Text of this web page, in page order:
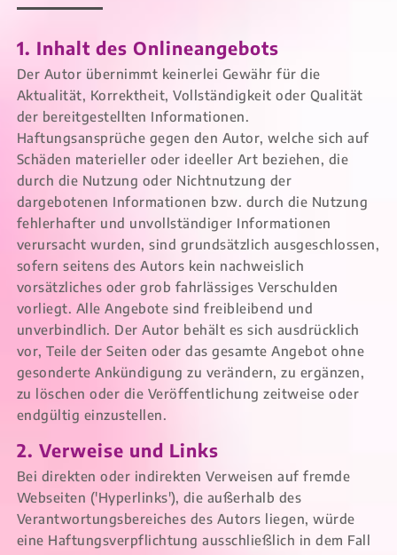
1. Inhalt des Onlineangebots
Der Autor übernimmt keinerlei Gewähr für die
Aktualität, Korrektheit, Vollständigkeit oder Qualität
der bereitgestellten Informationen.
Haftungsansprüche gegen den Autor, welche sich auf
Schäden materieller oder ideeller Art beziehen, die
durch die Nutzung oder Nichtnutzung der
dargebotenen Informationen bzw. durch die Nutzung
fehlerhafter und unvollständiger Informationen
verursacht wurden, sind grundsätzlich ausgeschlossen,
sofern seitens des Autors kein nachweislich
vorsätzliches oder grob fahrlässiges Verschulden
vorliegt. Alle Angebote sind freibleibend und
unverbindlich. Der Autor behält es sich ausdrücklich
vor, Teile der Seiten oder das gesamte Angebot ohne
gesonderte Ankündigung zu verändern, zu ergänzen,
zu löschen oder die Veröffentlichung zeitweise oder
endgültig einzustellen.
2. Verweise und Links
Bei direkten oder indirekten Verweisen auf fremde
Webseiten ('Hyperlinks'), die außerhalb des
Verantwortungsbereiches des Autors liegen, würde
eine Haftungsverpflichtung ausschließlich in dem Fall